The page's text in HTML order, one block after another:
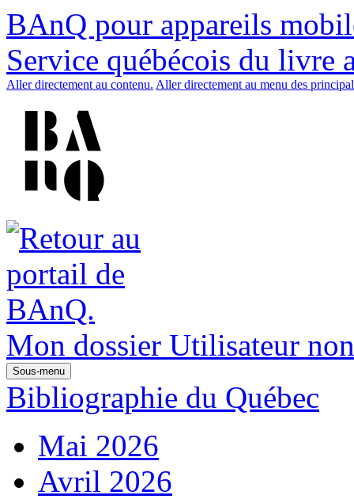
BAnQ pour appareils
Service québécois du livre
Aller directement au contenu. Aller directement au menu des
Mon dossier Utilisateur
Sous-menu
Bibliographie du Québec
Mai 2026
Avril 2026